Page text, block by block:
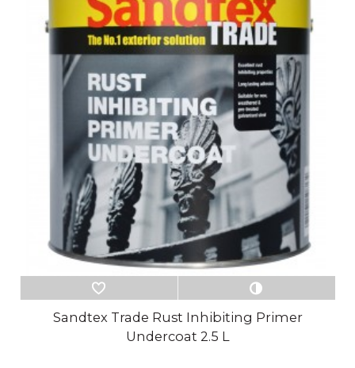
Sandtex Trade Rust Inhibiting Primer
Undercoat 2.5 L